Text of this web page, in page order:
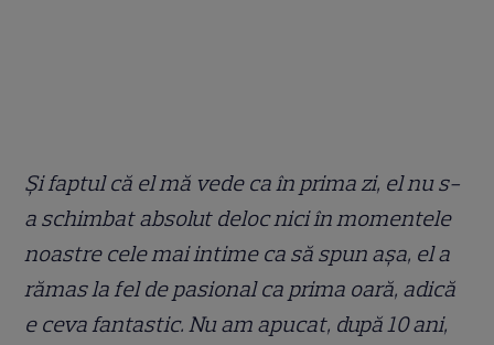
Și faptul că el mă vede ca în prima zi, el nu s-
a schimbat absolut deloc nici în momentele
noastre cele mai intime ca să spun așa, el a
rămas la fel de pasional ca prima oară, adică
e ceva fantastic. Nu am apucat, după 10 ani,